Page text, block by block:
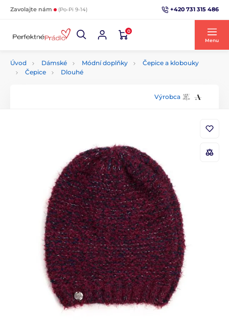
Zavolajte nám (Po-Pi 9-14) +420 731 315 486
0
Menu
Úvod Dámské Módní doplňky
Čepice a klobouky
Čepice
Dlouhé
Výrobca